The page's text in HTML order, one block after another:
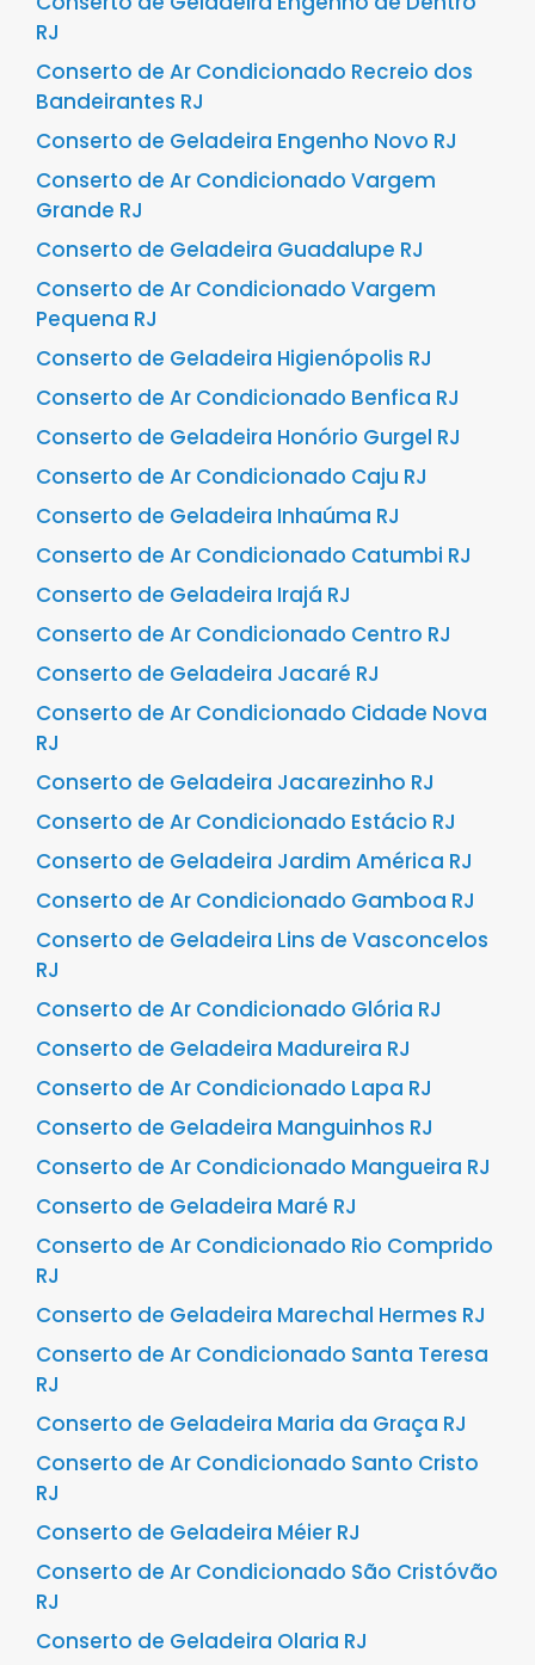
RJ
Conserto de Ar Condicionado Recreio dos
Bandeirantes RJ
Conserto de Geladeira Engenho Novo RJ
Conserto de Ar Condicionado Vargem
Grande RJ
Conserto de Geladeira Guadalupe RJ
Conserto de Ar Condicionado Vargem
Pequena RJ
Conserto de Geladeira Higienópolis RJ
Conserto de Ar Condicionado Benfica RJ
Conserto de Geladeira Honório Gurgel RJ
Conserto de Ar Condicionado Caju RJ
Conserto de Geladeira Inhaúma RJ
Conserto de Ar Condicionado Catumbi RJ
Conserto de Geladeira Irajá RJ
Conserto de Ar Condicionado Centro RJ
Conserto de Geladeira Jacaré RJ
Conserto de Ar Condicionado Cidade Nova
RJ
Conserto de Geladeira Jacarezinho RJ
Conserto de Ar Condicionado Estácio RJ
Conserto de Geladeira Jardim América RJ
Conserto de Ar Condicionado Gamboa RJ
Conserto de Geladeira Lins de Vasconcelos
RJ
Conserto de Ar Condicionado Glória RJ
Conserto de Geladeira Madureira RJ
Conserto de Ar Condicionado Lapa RJ
Conserto de Geladeira Manguinhos RJ
Conserto de Ar Condicionado Mangueira RJ
Conserto de Geladeira Maré RJ
Conserto de Ar Condicionado Rio Comprido
RJ
Conserto de Geladeira Marechal Hermes RJ
Conserto de Ar Condicionado Santa Teresa
RJ
Conserto de Geladeira Maria da Graça RJ
Conserto de Ar Condicionado Santo Cristo
RJ
Conserto de Geladeira Méier RJ
Conserto de Ar Condicionado São Cristóvão
RJ
Conserto de Geladeira Olaria RJ